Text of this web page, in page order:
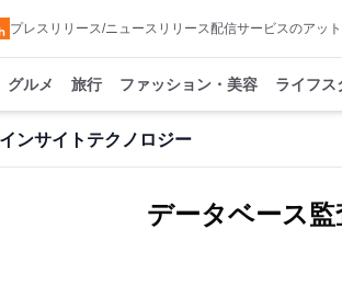
プレスリリース/ニュースリリース配信サービスのアッ
グルメ 旅行 ファッション・美容 ライフス
ンサイトテクノロジー
データベース